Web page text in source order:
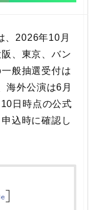
、2026年10月
、東京、バン
般抽選受付は
海外公演は6月
日時点の公式
込時に確認し
]